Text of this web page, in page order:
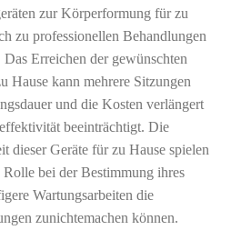
zur Körperformung für zu
zu professionellen Behandlungen
Erreichen der gewünschten
Hause kann mehrere Sitzungen
und die Kosten verlängert
beeinträchtigt. Die
dieser Geräte für zu Hause spielen
Rolle bei der Bestimmung ihres
Wartungsarbeiten die
zunichtemachen können.